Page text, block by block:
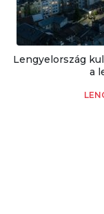
Lengyelország
a